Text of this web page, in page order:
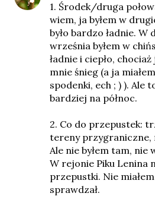
1. Środek/druga
wiem, ja byłem w
było bardzo ładnie. W
września byłem w
ładnie i ciepło,
mnie śnieg (a ja
spodenki, ech ; ) ). Ale
bardziej na północ.
2. Co do przepustek:
tereny przygraniczne,
Ale nie byłem tam, nie
W rejonie Piku Lenina
przepustki. Nie
sprawdzał.